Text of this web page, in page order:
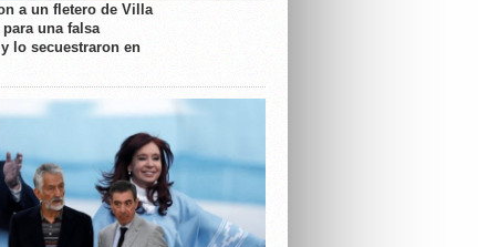
a un fletero de Villa
para una falsa
lo secuestraron en